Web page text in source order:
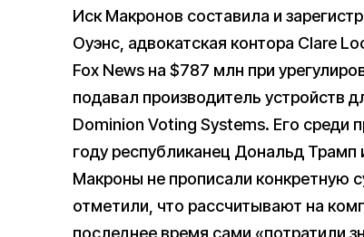
Иск Макронов составила и
Оуэнс, адвокатская контора Clare
Fox News на $787 млн при
подавал производитель устройств
Dominion Voting Systems. Его среди
году республиканец Дональд
Макроны не прописали конкретную
отметили, что рассчитывают на